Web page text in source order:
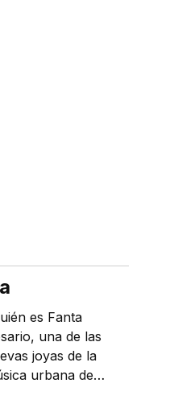
es Fanta
una de las
joyas de la
urbana de